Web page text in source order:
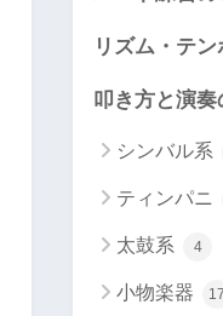
リズム・テ
叩き方と演奏
シンバル系
ティンパニ
太鼓系 4
小物楽器 17